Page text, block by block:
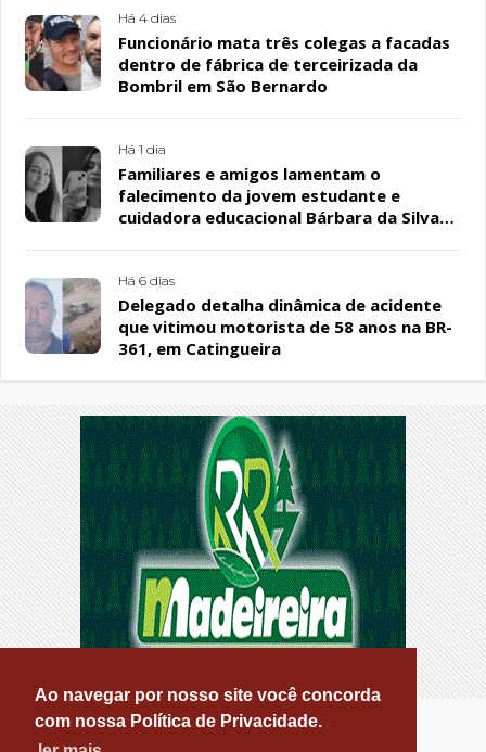
Ao navegar por nosso site você concorda
com nossa Política de Privacidade.
Há 4 dias
Funcionário mata três colegas a facadas
dentro de fábrica de terceirizada da
Bombril em São Bernardo
Há 1 dia
Familiares e amigos lamentam o
falecimento da jovem estudante e
cuidadora educacional Bárbara da Silva
Há 6 dias
Delegado detalha dinâmica de acidente
que vitimou motorista de 58 anos na BR-
361, em Catingueira